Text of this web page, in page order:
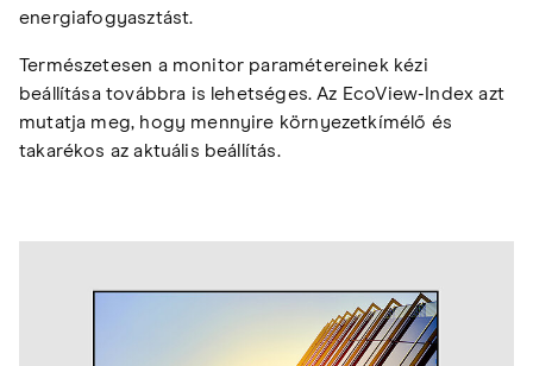
energiafogyasztást.
Természetesen a monitor paramétereinek kézi
beállítása továbbra is lehetséges. Az EcoView-Index azt
mutatja meg, hogy mennyire környezetkímélő és
takarékos az aktuális beállítás.